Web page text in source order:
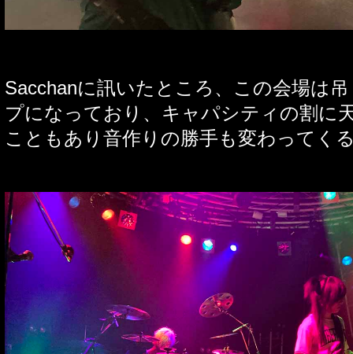
Sacchanに訊いたところ、この会場は
プになっており、キャパシティの割に
こともあり音作りの勝手も変わってく